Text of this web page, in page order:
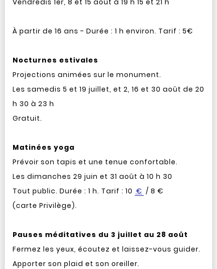
Vendredis 1er, 8 et 15 août à 19 h 15 et 21 h
À partir de 16 ans - Durée : 1 h environ. Tarif : 5€
Nocturnes estivales
Projections animées sur le monument.
Les samedis 5 et 19 juillet, et 2, 16 et 30 août de 20
h 30 à 23 h
Gratuit.
Matinées yoga
Prévoir son tapis et une tenue confortable.
Les dimanches 29 juin et 31 août à 10 h 30
Tout public. Durée : 1 h. Tarif : 10 € / 8 €
(carte Privilège).
Pauses méditatives du 3 juillet au 28 août
Fermez les yeux, écoutez et laissez-vous guider.
Apporter son plaid et son oreiller.